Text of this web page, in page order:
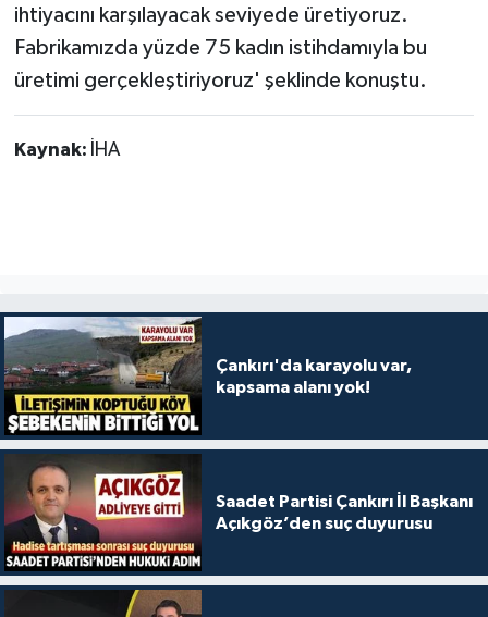
ihtiyacını karşılayacak seviyede üretiyoruz.
Fabrikamızda yüzde 75 kadın istihdamıyla bu
üretimi gerçekleştiriyoruz' şeklinde konuştu.
Kaynak: İHA
Çankırı'da karayolu var,
kapsama alanı yok!
Saadet Partisi Çankırı İl Başkanı
Açıkgöz’den suç duyurusu